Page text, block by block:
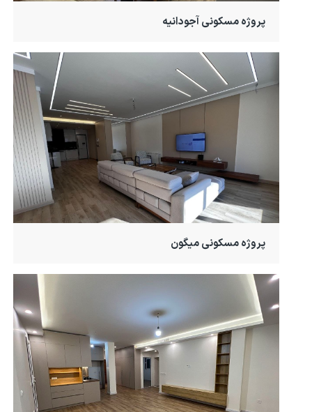
پروژه مسکونی آجودانیه
پروژه مسکونی میگون